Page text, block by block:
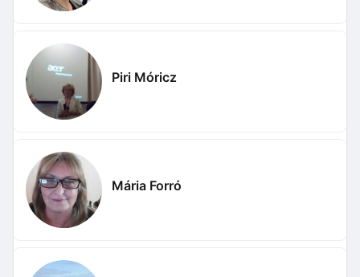
Piri Móricz
Mária Forró